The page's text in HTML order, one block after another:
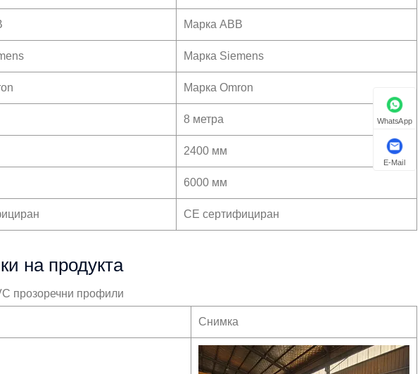
Марка ABB
Марка Siemens
Марка Omron
8 метра
2400 мм
6000 мм
CE сертифициран
на продукта
прозоречни профили
Снимка
WhatsApp
E-Mail